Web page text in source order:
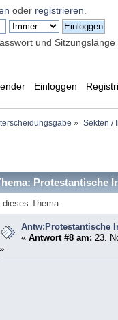
oder registrieren
und Sitzungslänge
Einloggen
» Sekten /
Protestantische
Thema.
Antw:Protestantische
«Antwort #8 am: 23.
»